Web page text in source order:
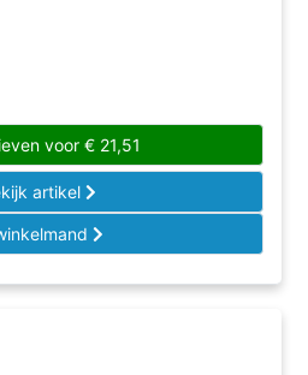
voor € 21,51
artikel